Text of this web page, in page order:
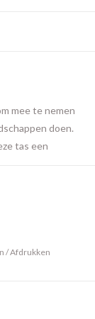
mee te nemen
doen.
tas een
/Afdrukken